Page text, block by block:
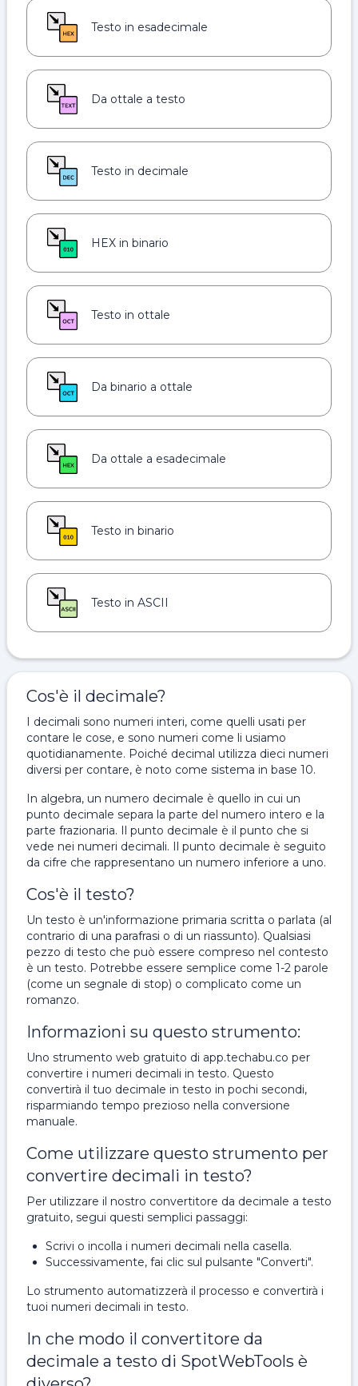
Testo in esadecimale
Da ottale a testo
Testo in decimale
HEX in binario
Testo in ottale
Da binario a ottale
Da ottale a esadecimale
Testo in binario
Testo in ASCII
Cos'è il decimale?
I decimali sono numeri interi, come quelli usati per
contare le cose, e sono numeri come li usiamo
quotidianamente. Poiché decimal utilizza dieci numeri
diversi per contare, è noto come sistema in base 10.
In algebra, un numero decimale è quello in cui un
punto decimale separa la parte del numero intero e la
parte frazionaria. Il punto decimale è il punto che si
vede nei numeri decimali. Il punto decimale è seguito
da cifre che rappresentano un numero inferiore a uno.
Cos'è il testo?
Un testo è un'informazione primaria scritta o parlata (al
contrario di una parafrasi o di un riassunto). Qualsiasi
pezzo di testo che può essere compreso nel contesto
è un testo. Potrebbe essere semplice come 1-2 parole
(come un segnale di stop) o complicato come un
romanzo.
Informazioni su questo strumento:
Uno strumento web gratuito di app.techabu.co per
convertire i numeri decimali in testo. Questo
convertirà il tuo decimale in testo in pochi secondi,
risparmiando tempo prezioso nella conversione
manuale.
Come utilizzare questo strumento per
convertire decimali in testo?
Per utilizzare il nostro convertitore da decimale a testo
gratuito, segui questi semplici passaggi:
Scrivi o incolla i numeri decimali nella casella.
Successivamente, fai clic sul pulsante "Converti".
Lo strumento automatizzerà il processo e convertirà i
tuoi numeri decimali in testo.
In che modo il convertitore da
decimale a testo di SpotWebTools è